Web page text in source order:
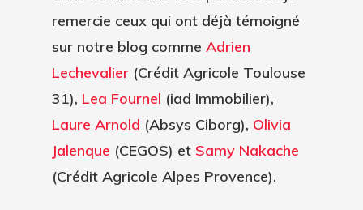
remercie ceux qui ont déjà témoigné
sur notre blog commeAdrien
Lechevalier (Crédit Agricole Toulouse
31), Lea Fournel (iad Immobilier),
Laure Arnold (Absys Ciborg), Olivia
Jalenque (CEGOS) et Samy Nakache
(Crédit Agricole Alpes Provence).